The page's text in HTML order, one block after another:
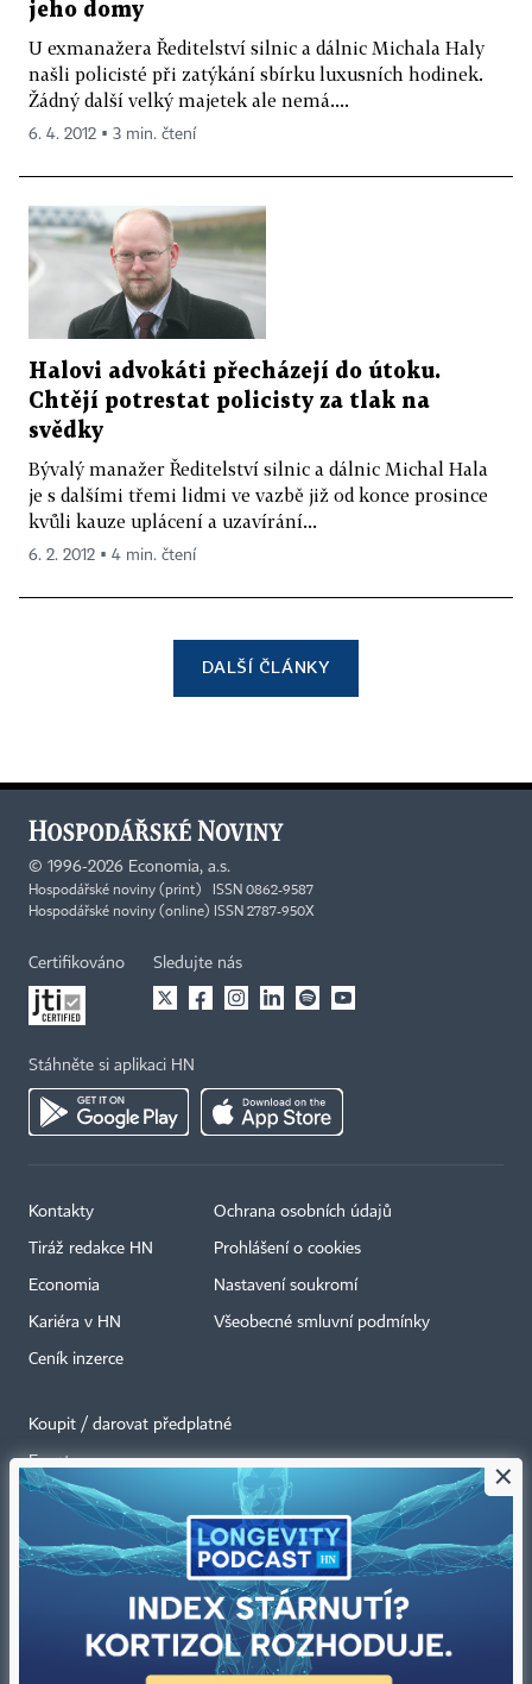
jeho domy
U exmanažera Ředitelství silnic a dálnic Michala Haly
našli policisté při zatýkání sbírku luxusních hodinek.
Žádný další velký majetek ale nemá....
6. 4. 2012 ▪ 3 min. čtení
Halovi advokáti přecházejí do útoku.
Chtějí potrestat policisty za tlak na
svědky
Bývalý manažer Ředitelství silnic a dálnic Michal Hala
je s dalšími třemi lidmi ve vazbě již od konce prosince
kvůli kauze uplácení a uzavírání...
6. 2. 2012 ▪ 4 min. čtení
DALŠÍ ČLÁNKY
© 1996-2026 Economia, a.s.
Hospodářské noviny (print) ISSN 0862-9587
Hospodářské noviny (online) ISSN 2787-950X
Certifikováno Sledujte nás
Stáhněte si aplikaci HN
Kontakty
Tiráž redakce HN
Economia
Kariéra v HN
Ceník inzerce
Ochrana osobních údajů
Prohlášení o cookies
Nastavení soukromí
Všeobecné smluvní podmínky
Koupit / darovat předplatné
Eventy
Newslettery
Autorská práva vykonává vydavatel. Bez písemného svolení vydavatele je
zakázáno jakékoli užití částí nebo celku díla, zejména rozmnožování a šíření
jakýmkoli způsobem, mechanickým nebo elektronickým, v českém nebo
×